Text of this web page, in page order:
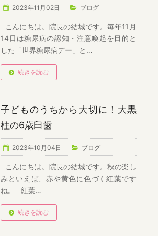
2023年11月02日 ブログ
こんにちは。院長の結城です。毎年11月
14日は糖尿病の認知・注意喚起を目的と
した「世界糖尿病デー」と…
続きを読む
子どものうちから大切に！大黒
柱の6歳臼歯
2023年10月04日 ブログ
こんにちは。院長の結城です。秋の楽し
みといえば、赤や黄色に色づく紅葉です
ね。 紅葉…
続きを読む